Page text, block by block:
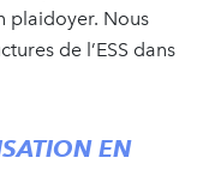
plaidoyer. Nous
de l’ESS dans
EN